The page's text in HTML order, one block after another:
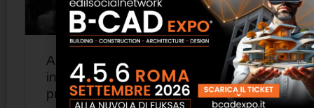
Arrital riunisce la rete italiana e
inaugura una nuova fase della
propria evoluzione